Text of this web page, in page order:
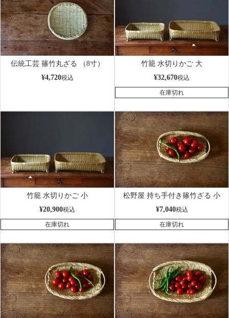
伝統工芸 篠竹丸ざる （8寸）
¥4,720税込
竹籠 水切りかご 大
¥32,670税込
在庫切れ
竹籠 水切りかご 小
¥20,900税込
在庫切れ
松野屋 持ち手付き篠竹ざる 小
¥7,040税込
在庫切れ